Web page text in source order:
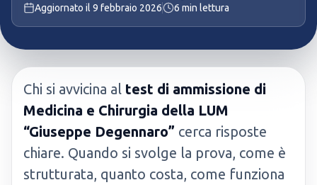
Aggiornato il 9 febbraio 2026 6 min lettura
Chi si avvicina al test di ammissione di
Medicina e Chirurgia della LUM
“Giuseppe Degennaro” cerca risposte
chiare. Quando si svolge la prova, come è
strutturata, quanto costa, come funziona